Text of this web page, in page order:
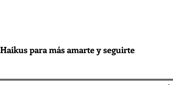
Haikus para más amarte y seguirte